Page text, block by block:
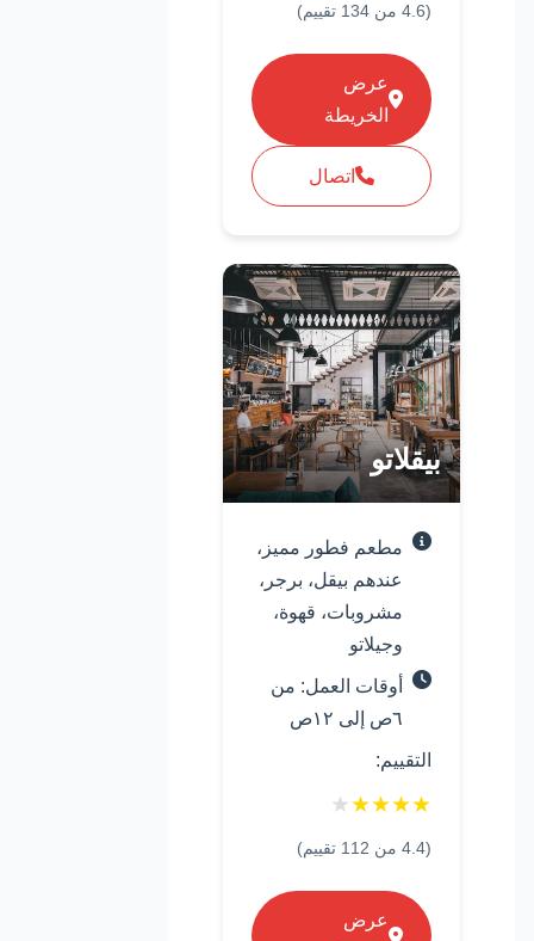
(
4.6 من 134 تقييم)
عرض
الخريطة
اتصال
بيقلاتو
مطعم فطور مميز،
عندهم بيقل، برجر،
مشروبات، قهوة،
وجيلاتو
أوقات العمل: من
٦ص إلى ١٢ص
التقييم:
★
★
★
★
★
(
4.4 من 112 تقييم)
عرض